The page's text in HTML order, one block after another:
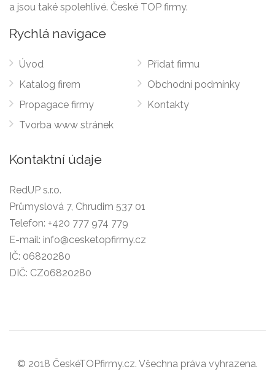
a jsou také spolehlivé. České TOP firmy.
Rychlá navigace
Úvod
Katalog firem
Propagace firmy
Tvorba www stránek
Přidat firmu
Obchodní podmínky
Kontakty
Kontaktní údaje
RedUP s.r.o.
Průmyslová 7, Chrudim 537 01
Telefon: +420 777 974 779
E-mail: info@cesketopfirmy.cz
IČ: 06820280
DIČ: CZ06820280
© 2018 ČeskéTOPfirmy.cz. Všechna práva vyhrazena.